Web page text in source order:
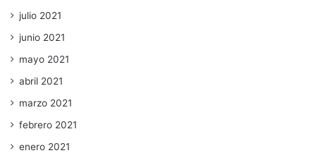
julio 2021
junio 2021
mayo 2021
abril 2021
marzo 2021
febrero 2021
enero 2021